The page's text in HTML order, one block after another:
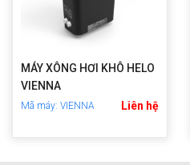
MÁY XÔNG HƠI KHÔ HELO
VIENNA
Mã máy: VIENNA Liên hệ